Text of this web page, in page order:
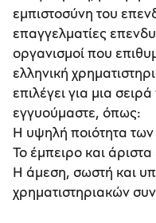
εμπιστοσύνη του
επαγγελματίες
οργανισμοί που
ελληνική
επιλέγει για μια
εγγυούμαστε, όπως:
Η υψηλή ποιότητα
Το έμπειρο και
Η άμεση, σωστή και
χρηματιστηριακών